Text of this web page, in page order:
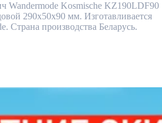
Wandermode Kosmische KZ190LDF90
290x50x90 мм. Изготавливается
Страна производства Беларусь.